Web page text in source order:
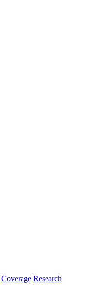
Coverage Research